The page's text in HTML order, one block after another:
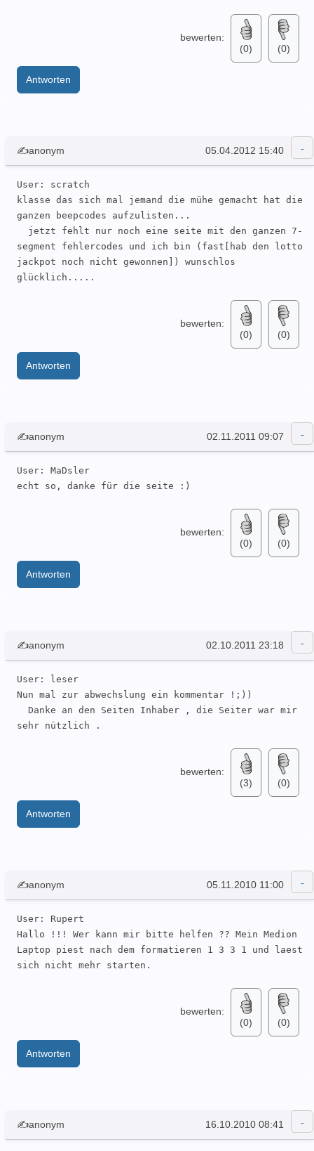
bewerten:
(0)
(0)
Antworten
✍anonym 05.04.2012 15:40
User: scratch
klasse das sich mal jemand die mühe gemacht hat die
ganzen beepcodes aufzulisten...
segment fehlercodes und ich bin (fast[hab den lotto
jackpot noch nicht gewonnen]) wunschlos
glücklich.....
bewerten:
(0)
(0)
Antworten
✍anonym 02.11.2011 09:07
User: MaDsler
echt so, danke für die seite :)
bewerten:
(0)
(0)
Antworten
✍anonym 02.10.2011 23:18
User: leser
Nun mal zur abwechslung ein kommentar !;))
sehr nützlich .
bewerten:
(3)
(0)
Antworten
✍anonym 05.11.2010 11:00
User: Rupert
Hallo !!! Wer kann mir bitte helfen ?? Mein Medion
Laptop piest nach dem formatieren 1 3 3 1 und laest
sich nicht mehr starten.
bewerten:
(0)
(0)
Antworten
✍anonym 16.10.2010 08:41